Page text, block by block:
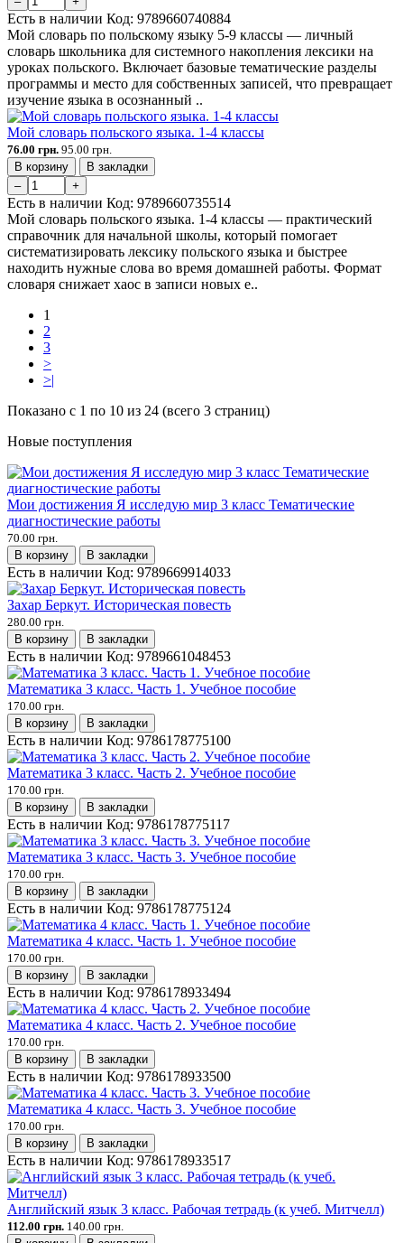
Есть в наличии Код: 9789660740884
Мой словарь по польскому языку 5-9 классы — личный
словарь школьника для системного накопления лексики на
уроках польского. Включает базовые тематические разделы
программы и место для собственных записей, что превращает
изучение языка в осознанный ..
Мой словарь польского языка. 1-4 классы
76.00 грн. 95.00 грн.
В корзину
В закладки
–
+
Есть в наличии Код: 9789660735514
Мой словарь польского языка. 1-4 классы — практический
справочник для начальной школы, который помогает
систематизировать лексику польского языка и быстрее
находить нужные слова во время домашней работы. Формат
словаря снижает хаос в записи новых е..
1
2
3
>
>|
Показано с 1 по 10 из 24 (всего 3 страниц)
Новые поступления
Мои достижения Я исследую мир 3 класс Тематические
диагностические работы
70.00 грн.
В корзину
В закладки
Есть в наличии Код: 9789669914033
Захар Беркут. Историческая повесть
280.00 грн.
В корзину
В закладки
Есть в наличии Код: 9789661048453
Математика 3 класс. Часть 1. Учебное пособие
170.00 грн.
В корзину
В закладки
Есть в наличии Код: 9786178775100
Математика 3 класс. Часть 2. Учебное пособие
170.00 грн.
В корзину
В закладки
Есть в наличии Код: 9786178775117
Математика 3 класс. Часть 3. Учебное пособие
170.00 грн.
В корзину
В закладки
Есть в наличии Код: 9786178775124
Математика 4 класс. Часть 1. Учебное пособие
170.00 грн.
В корзину
В закладки
Есть в наличии Код: 9786178933494
Математика 4 класс. Часть 2. Учебное пособие
170.00 грн.
В корзину
В закладки
Есть в наличии Код: 9786178933500
Математика 4 класс. Часть 3. Учебное пособие
170.00 грн.
В корзину
В закладки
Есть в наличии Код: 9786178933517
Английский язык 3 класс. Рабочая тетрадь (к учеб. Митчелл)
112.00 грн. 140.00 грн.